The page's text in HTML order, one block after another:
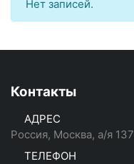
Нет записей.
Контакты
АДРЕС
Россия, Москва, а/я 137
ТЕЛЕФОН